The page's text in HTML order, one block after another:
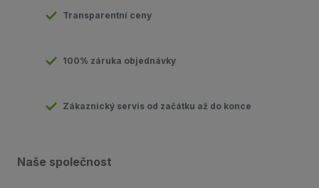
Transparentní ceny
100% záruka objednávky
Zákaznický servis od začátku až do konce
Naše společnost